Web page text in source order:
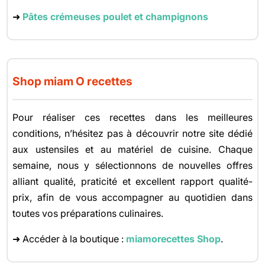
➜ Pâtes crémeuses poulet et champignons
Shop miam O recettes
Pour réaliser ces recettes dans les meilleures
conditions, n’hésitez pas à découvrir notre site dédié
aux ustensiles et au matériel de cuisine. Chaque
semaine, nous y sélectionnons de nouvelles offres
alliant qualité, praticité et excellent rapport qualité-
prix, afin de vous accompagner au quotidien dans
toutes vos préparations culinaires.
➜ Accéder à la boutique : miamorecettes Shop.